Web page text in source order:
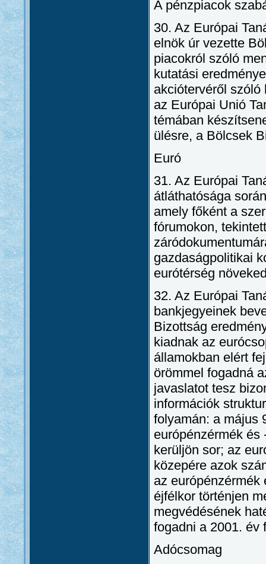
A pénzpiacok
30. Az Európai
elnök úr vezette
piacokról szóló
kutatási
akciótervéről
az Európai Unió
témában
ülésre, a Bölcsek
Euró
31. Az Európai
átláthatósága
amely főként a
fórumokon,
gazdaságpolitikai
eurótérség
32. Az Európai
bankjegyeinek
Bizottság
kiadnak az
államokban elért
örömmel fogadná
javaslatot tesz
információk
folyamán: a május
európénzérmék és
kerüljön sor; az
közepére azok
az európénzérmék
éjfélkor történjen
megvédésének
fogadni a 2001. év
Adócsomag